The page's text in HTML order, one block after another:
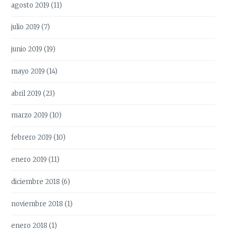
agosto 2019 (11)
julio 2019 (7)
junio 2019 (19)
mayo 2019 (14)
abril 2019 (23)
marzo 2019 (10)
febrero 2019 (10)
enero 2019 (11)
diciembre 2018 (6)
noviembre 2018 (1)
enero 2018 (1)